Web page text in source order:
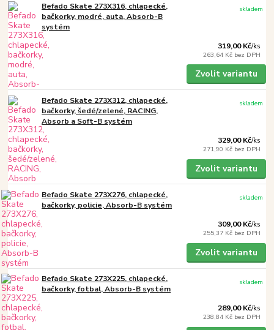
Befado Skate 273X316, chlapecké,
bačkorky, modré, auta, Absorb-B
systém
319,00 Kč/ks
263,64 Kč bez DPH
skladem
Zvolit variantu
Befado Skate 273X312, chlapecké,
bačkorky, šedé/zelené, RACING,
Absorb a Soft-B systém
329,00 Kč/ks
271,90 Kč bez DPH
skladem
Zvolit variantu
Befado Skate 273X276, chlapecké,
bačkorky, policie, Absorb-B systém
309,00 Kč/ks
255,37 Kč bez DPH
skladem
Zvolit variantu
Befado Skate 273X225, chlapecké,
bačkorky, fotbal, Absorb-B systém
289,00 Kč/ks
238,84 Kč bez DPH
skladem